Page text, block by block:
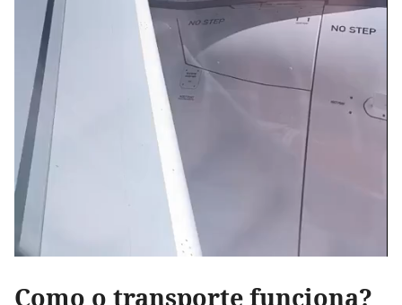
Como o transporte funciona?